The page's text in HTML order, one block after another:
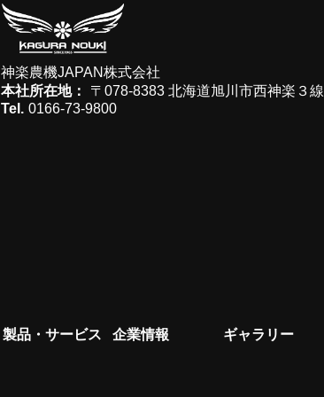
神楽農機JAPAN株式会社
本社所在地：
〒078-8383 北海道旭川市西神楽３線
Tel. 0166-73-9800
製品・サービス 企業情報 ギャラリー